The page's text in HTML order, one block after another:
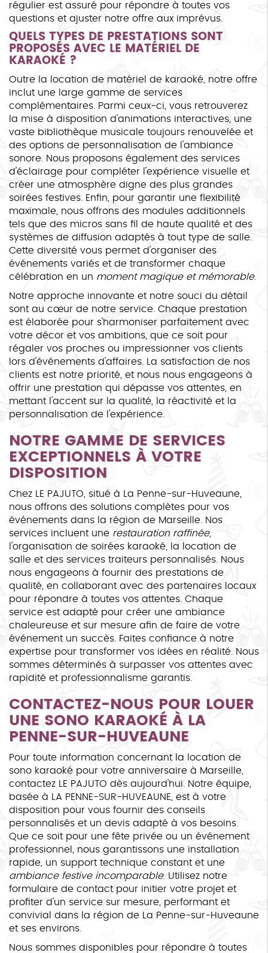
régulier est assuré pour répondre à toutes vos
questions et ajuster notre offre aux imprévus.
QUELS TYPES DE PRESTATIONS SONT
PROPOSÉS AVEC LE MATÉRIEL DE
KARAOKÉ ?
Outre la location de matériel de karaoké, notre offre
inclut une large gamme de services
complémentaires. Parmi ceux-ci, vous retrouverez
la mise à disposition d'animations interactives, une
vaste bibliothèque musicale toujours renouvelée et
des options de personnalisation de l'ambiance
sonore. Nous proposons également des services
d'éclairage pour compléter l'expérience visuelle et
créer une atmosphère digne des plus grandes
soirées festives. Enfin, pour garantir une flexibilité
maximale, nous offrons des modules additionnels
tels que des micros sans fil de haute qualité et des
systèmes de diffusion adaptés à tout type de salle.
Cette diversité vous permet d'organiser des
événements variés et de transformer chaque
célébration en un moment magique et mémorable.
Notre approche innovante et notre souci du détail
sont au cœur de notre service. Chaque prestation
est élaborée pour s'harmoniser parfaitement avec
votre décor et vos ambitions, que ce soit pour
régaler vos proches ou impressionner vos clients
lors d'événements d'affaires. La satisfaction de nos
clients est notre priorité, et nous nous engageons à
offrir une prestation qui dépasse vos attentes, en
mettant l'accent sur la qualité, la réactivité et la
personnalisation de l'expérience.
NOTRE GAMME DE SERVICES
EXCEPTIONNELS À VOTRE
DISPOSITION
Chez LE PAJUTO, situé à La Penne-sur-Huveaune,
nous offrons des solutions complètes pour vos
événements dans la région de Marseille. Nos
services incluent une restauration raffinée,
l'organisation de soirées karaoké, la location de
salle et des services traiteurs personnalisés. Nous
nous engageons à fournir des prestations de
qualité, en collaborant avec des partenaires locaux
pour répondre à toutes vos attentes. Chaque
service est adapté pour créer une ambiance
chaleureuse et sur mesure afin de faire de votre
événement un succès. Faites confiance à notre
expertise pour transformer vos idées en réalité. Nous
sommes déterminés à surpasser vos attentes avec
rapidité et professionnalisme garantis.
CONTACTEZ-NOUS POUR LOUER
UNE SONO KARAOKÉ À LA
PENNE-SUR-HUVEAUNE
Pour toute information concernant la location de
sono karaoké pour votre anniversaire à Marseille,
contactez LE PAJUTO dès aujourd'hui. Notre équipe,
basée à LA PENNE-SUR-HUVEAUNE, est à votre
disposition pour vous fournir des conseils
personnalisés et un devis adapté à vos besoins.
Que ce soit pour une fête privée ou un événement
professionnel, nous garantissons une installation
rapide, un support technique constant et une
ambiance festive incomparable. Utilisez notre
formulaire de contact pour initier votre projet et
profiter d'un service sur mesure, performant et
convivial dans la région de La Penne-sur-Huveaune
et ses environs.
Nous sommes disponibles pour répondre à toutes